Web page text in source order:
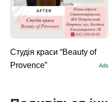
Студія краси “Beauty of
Provence”
Ads